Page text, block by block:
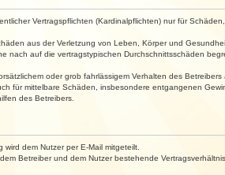
Vertragspflichten (Kardinalpflichten) nur für
aus der Verletzung von Leben, Körper und
auf die vertragstypischen Durchschnittsschäden
oder grob fahrlässigem Verhalten des
für mittelbare Schäden, insbesondere entgangenen
des Betreibers.
dem Nutzer per E-Mail mitgeteilt.
Betreiber und dem Nutzer bestehende Vertragsverhältnis